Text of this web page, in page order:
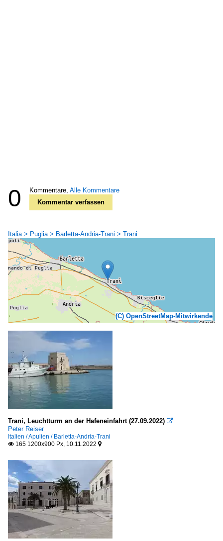
0 Kommentare, Alle Kommentare
Kommentar verfassen
Italia > Puglia > Barletta-Andria-Trani > Trani
(C) OpenStreetMap-Mitwirkende
Trani, Leuchtturm an der Hafeneinfahrt (27.09.2022) 
Peter Reiser
Italien / Apulien / Barletta-Andria-Trani
 165 1200x900 Px, 10.11.2022 